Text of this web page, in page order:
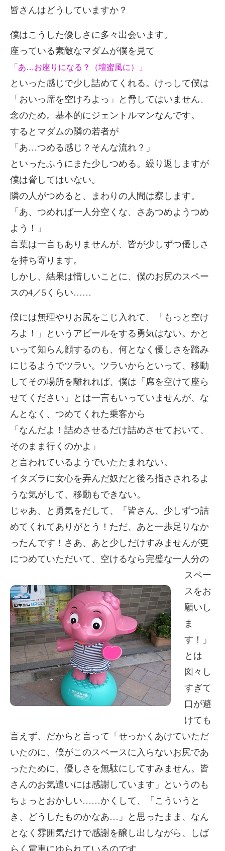
皆さんはどうしていますか？
僕はこうした優しさに多々出会います。
座っている素敵なマダムが僕を見て
「あ…お座りになる？（壇蜜風に）」
といった感じで少し詰めてくれる。けっして僕は
「おいっ席を空けろよっ」と脅してはいません、
念のため。基本的にジェントルマンなんです。
するとマダムの隣の若者が
「あ…つめる感じ？そんな流れ？」
といったふうにまた少しつめる。繰り返しますが
僕は脅してはいない。
隣の人がつめると、まわりの人間は察します。
「あ、つめれば一人分空くな、さあつめようつめ
よう！」
言葉は一言もありませんが、皆が少しずつ優しさ
を持ち寄ります。
しかし、結果は惜しいことに、僕のお尻のスペー
スの4／5くらい……
僕には無理やりお尻をこじ入れて、「もっと空け
ろよ！」というアピールをする勇気はない。かと
いって知らん顔するのも、何となく優しさを踏み
にじるようでツラい。ツラいからといって、移動
してその場所を離れれば、僕は「席を空けて座ら
せてください」とは一言もいっていませんが、な
んとなく、つめてくれた乗客から
「なんだよ！詰めさせるだけ詰めさせておいて、
そのまま行くのかよ」
と言われているようでいたたまれない。
イタズラに女心を弄んだ奴だと後ろ指さされるよ
うな気がして、移動もできない。
じゃあ、と勇気をだして、「皆さん、少しずつ詰
めてくれてありがとう！ただ、あと一歩足りなか
ったんです！さあ、あと少しだけすみませんが更
につめていただいて、空けるなら完璧な一人分の
スペー
スをお
願いし
ま
す！」
とは
図々し
すぎて
口が避
けても
言えず、だからと言って「せっかくあけていただ
いたのに、僕がこのスペースに入らないお尻であ
ったために、優しさを無駄にしてすみません。皆
さんのお気遣いには感謝しています」というのも
ちょっとおかしい……かくして、「こういうと
き、どうしたものかなあ…」と思ったまま、なん
となく雰囲気だけで感謝を醸し出しながら、しば
らく電車にゆられているのです。